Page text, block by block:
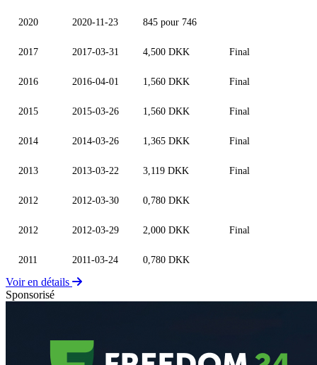
2020 2020-11-23 845 pour 746
2017 2017-03-31 4,500 DKK Final
2016 2016-04-01 1,560 DKK Final
2015 2015-03-26 1,560 DKK Final
2014 2014-03-26 1,365 DKK Final
2013 2013-03-22 3,119 DKK Final
2012 2012-03-30 0,780 DKK
2012 2012-03-29 2,000 DKK Final
2011 2011-03-24 0,780 DKK
Voir en détails
Sponsorisé